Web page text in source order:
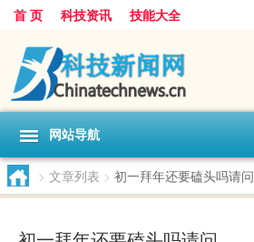
首 页 科技资讯 技能大全
网站导航
> 文章列表 > 初一拜年还要磕头吗请问